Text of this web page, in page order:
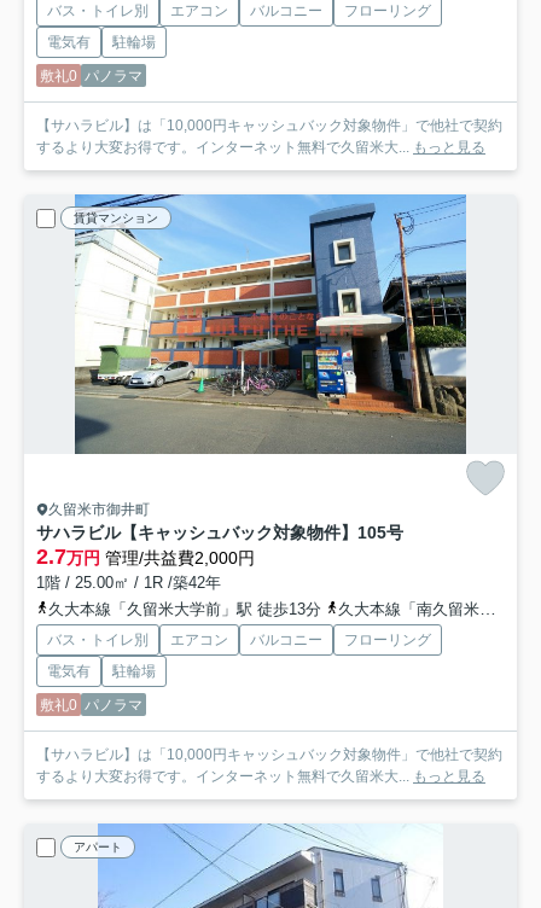
バス・トイレ別 エアコン バルコニー
フローリング
電気有
駐輪場
敷礼0 パノラマ
【サハラビル】は「10,000円キャッシュバック対象物件」で他社で契約
するより大変お得です。インターネット無料で久留米大...
もっと見る
賃貸マンション
久留米市御井町
サハラビル【キャッシュバック対象物件】 105号
2.7万円 管理/共益費2,000円
1階 / 25.00㎡ / 1R /築42年
久大本線「久留米大学前」駅 徒歩13分
久大本線「南久留米」駅 徒歩18分
バス・トイレ別 エアコン バルコニー
フローリング
電気有
駐輪場
敷礼0 パノラマ
【サハラビル】は「10,000円キャッシュバック対象物件」で他社で契約
するより大変お得です。インターネット無料で久留米大...
もっと見る
アパート